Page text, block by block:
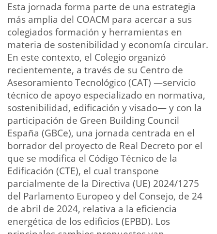
Esta jornada forma parte de una estrategia
más amplia del COACM para acercar a sus
colegiados formación y herramientas en
materia de sostenibilidad y economía circular.
En este contexto, el Colegio organizó
recientemente, a través de su Centro de
Asesoramiento Tecnológico (CAT) —servicio
técnico de apoyo especializado en normativa,
sostenibilidad, edificación y visado— y con la
participación de Green Building Council
España (GBCe), una jornada centrada en el
borrador del proyecto de Real Decreto por el
que se modifica el Código Técnico de la
Edificación (CTE), el cual transpone
parcialmente de la Directiva (UE) 2024/1275
del Parlamento Europeo y del Consejo, de 24
de abril de 2024, relativa a la eficiencia
energética de los edificios (EPBD). Los